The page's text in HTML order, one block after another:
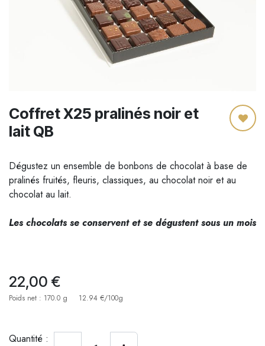
Coffret X25 pralinés noir et
lait QB
Dégustez un ensemble de bonbons de chocolat à base de
pralinés fruités, fleuris, classiques, au chocolat noir et au
chocolat au lait.
Les chocolats se conservent et se dégustent sous un mois
22,00 €
Poids net : 170.0 g 12.94 €/100g
Quantité :